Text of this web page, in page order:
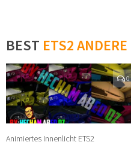
BEST ETS2 ANDERE
0
Animiertes Innenlicht ETS2